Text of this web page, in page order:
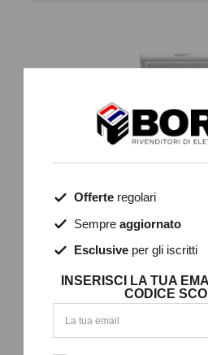
142 LT, CLASSE E, STATICO,
Offerte regolari
Sempre aggiornato
Esclusive per gli iscritti
INSERISCI LA TUA
CODICE